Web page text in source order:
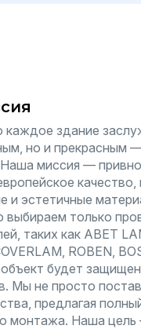
здание
но и прекрасным —
миссия —
и эстетичные
выбираем только
таких как ABET
ROBEN,
будет
Мы не просто
предлагая
монтажа. Наша цель